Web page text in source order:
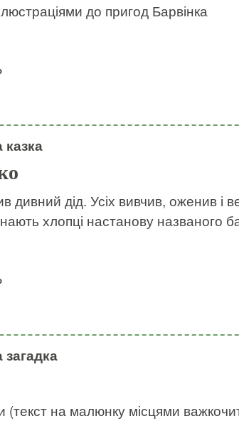
до пригод Барвінка
казка
дивний дід. Усіх вивчив, оженив і
хлопці настанову названого
загадка
(текст на малюнку місцями